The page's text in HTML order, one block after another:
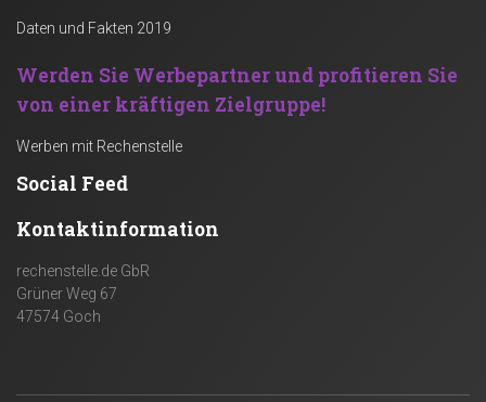
Daten und Fakten 2019
Werden Sie Werbepartner und profitieren Sie
von einer kräftigen Zielgruppe!
Werben mit Rechenstelle
Social Feed
Kontaktinformation
rechenstelle.de GbR
Grüner Weg 67
47574 Goch